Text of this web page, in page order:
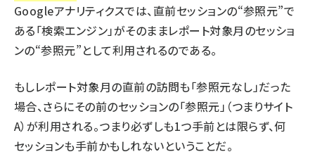
Googleアナリティクスでは、直前セッションの“参照元”で
ある「検索エンジン」がそのままレポート対象月のセッショ
ンの“参照元”として利用されるのである。
もしレポート対象月の直前の訪問も「参照元なし」だった
場合、さらにその前のセッションの「参照元」（つまりサイト
A）が利用される。つまり必ずしも1つ手前とは限らず、何
セッションも手前かもしれないということだ。